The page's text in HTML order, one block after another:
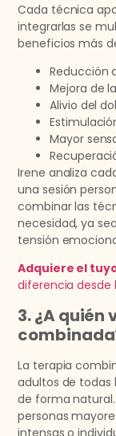
Cada técnica
integrarlas se
beneficios más
Reducción
Mejora de
Alivio del
Mayor
Irene analiza
una sesión
combinar las
necesidad, ya
tensión
Adquiere el
diferencia desde
3. ¿A
La terapia
adultos de todas
de forma
personas
intensas o